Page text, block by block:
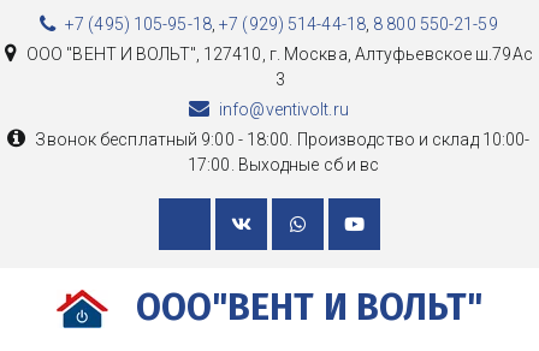
+7 (495) 105-95-18,+7 (929) 514-44-18, 8 800 550-21-59
ООО "ВЕНТ И ВОЛЬТ" 127410, г. Москва Алтуфьевское ш.79Ас
3
info@ventivolt.ru
Звонок бесплатный 9:00 - 18:00. Производство и склад 10:00-
17:00. Выходные сб и вс
ООО"ВЕНТ И ВОЛЬТ"